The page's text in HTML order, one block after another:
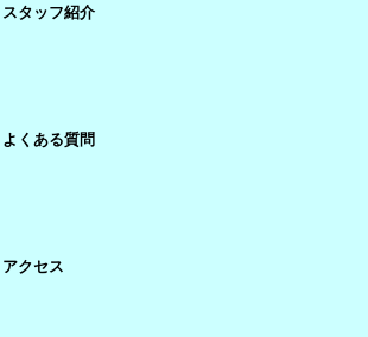
スタッフ紹介
よくある質問
アクセス